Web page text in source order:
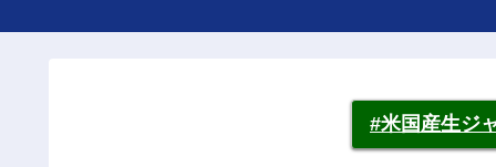
#米国産生ジ